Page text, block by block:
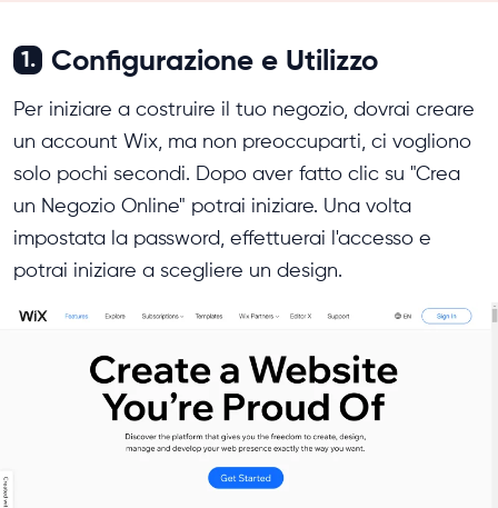
1. Configurazione e Utilizzo
Per iniziare a costruire il tuo negozio, dovrai creare
un account Wix, ma non preoccuparti, ci vogliono
solo pochi secondi. Dopo aver fatto clic su "Crea
un Negozio Online" potrai iniziare. Una volta
impostata la password, effettuerai l'accesso e
potrai iniziare a scegliere un design.